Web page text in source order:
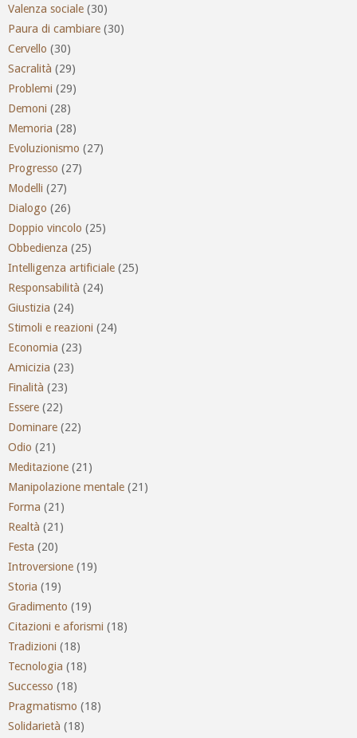
Valenza sociale (30)
Paura di cambiare (30)
Cervello (30)
Sacralità (29)
Problemi (29)
Demoni (28)
Memoria (28)
Evoluzionismo (27)
Progresso (27)
Modelli (27)
Dialogo (26)
Doppio vincolo (25)
Obbedienza (25)
Intelligenza artificiale (25)
Responsabilità (24)
Giustizia (24)
Stimoli e reazioni (24)
Economia (23)
Amicizia (23)
Finalità (23)
Essere (22)
Dominare (22)
Odio (21)
Meditazione (21)
Manipolazione mentale (21)
Forma (21)
Realtà (21)
Festa (20)
Introversione (19)
Storia (19)
Gradimento (19)
Citazioni e aforismi (18)
Tradizioni (18)
Tecnologia (18)
Successo (18)
Pragmatismo (18)
Solidarietà (18)